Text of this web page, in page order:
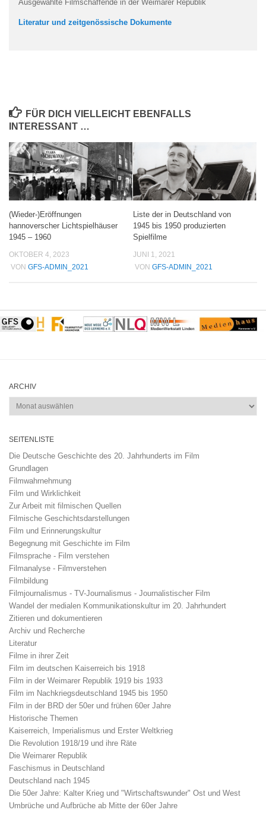
Ausgewählte Filmschaffende in der Weimarer Republik
Literatur und zeitgenössische Dokumente
FÜR DICH VIELLEICHT EBENFALLS
INTERESSANT …
(Wieder-)Eröffnungen
hannoverscher Lichtspielhäuser
1945 – 1960
OKTOBER 4, 2023
VON GFS-ADMIN_2021
Liste der in Deutschland von
1945 bis 1950 produzierten
Spielfilme
JUNI 1, 2021
VON GFS-ADMIN_2021
ARCHIV
Archiv
SEITENLISTE
Die Deutsche Geschichte des 20. Jahrhunderts im Film
Grundlagen
Filmwahrnehmung
Film und Wirklichkeit
Zur Arbeit mit filmischen Quellen
Filmische Geschichtsdarstellungen
Film und Erinnerungskultur
Begegnung mit Geschichte im Film
Filmsprache - Film verstehen
Filmanalyse - Filmverstehen
Filmbildung
Filmjournalismus - TV-Journalismus - Journalistischer Film
Wandel der medialen Kommunikationskultur im 20. Jahrhundert
Zitieren und dokumentieren
Archiv und Recherche
Literatur
Filme in ihrer Zeit
Film im deutschen Kaiserreich bis 1918
Film in der Weimarer Republik 1919 bis 1933
Film im Nachkriegsdeutschland 1945 bis 1950
Film in der BRD der 50er und frühen 60er Jahre
Historische Themen
Kaiserreich, Imperialismus und Erster Weltkrieg
Die Revolution 1918/19 und ihre Räte
Die Weimarer Republik
Faschismus in Deutschland
Deutschland nach 1945
Die 50er Jahre: Kalter Krieg und "Wirtschaftswunder" Ost und West
Umbrüche und Aufbrüche ab Mitte der 60er Jahre